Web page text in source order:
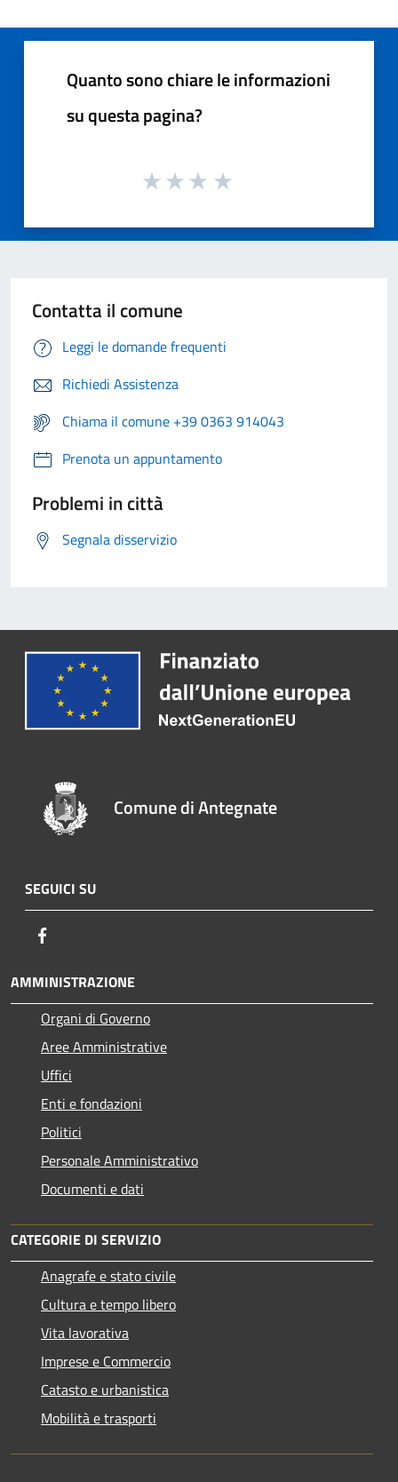
Quanto sono chiare le informazioni
su questa pagina?
Contatta il comune
Leggi le domande frequenti
Richiedi Assistenza
Chiama il comune +39 0363 914043
Prenota un appuntamento
Problemi in città
Segnala disservizio
Comune di Antegnate
SEGUICI SU
AMMINISTRAZIONE
Organi di Governo
Aree Amministrative
Uffici
Enti e fondazioni
Politici
Personale Amministrativo
Documenti e dati
CATEGORIE DI SERVIZIO
Anagrafe e stato civile
Cultura e tempo libero
Vita lavorativa
Imprese e Commercio
Catasto e urbanistica
Mobilità e trasporti